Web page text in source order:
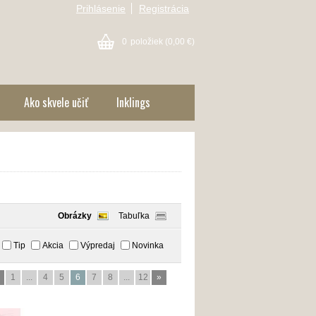
Prihlásenie Registrácia
0 položiek (0,00 €)
Ako skvele učiť Inklings
Obrázky Tabuľka
Tip Akcia Výpredaj Novinka
1 ... 4 5 6 7 8 ... 12 »